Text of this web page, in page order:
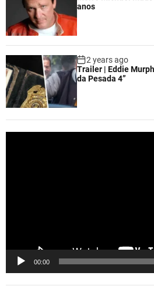
anos
2 years ago
Trailer | Eddie
da Pesada 4”
00:00